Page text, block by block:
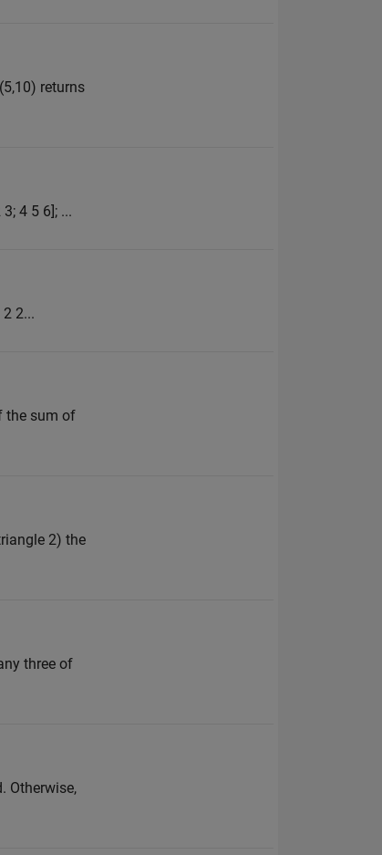
returns
4 5 6]; ...
2...
the sum of
2) the
three of
Otherwise,